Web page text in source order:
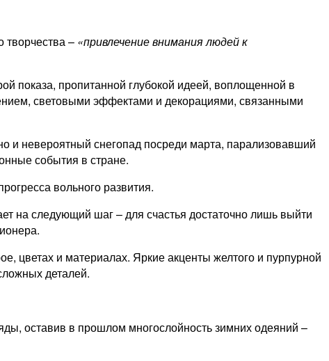
творчества – «привлечение внимания людей к
показа, пропитанной глубокой идеей, воплощенной в
световыми эффектами и декорациями, связанными
и невероятный снегопад посреди марта, парализовавший
события в стране.
вольного развития.
на следующий шаг – для счастья достаточно лишь выйти
цветах и материалах. Яркие акценты желтого и пурпурной
деталей.
оставив в прошлом многослойность зимних одеяний –